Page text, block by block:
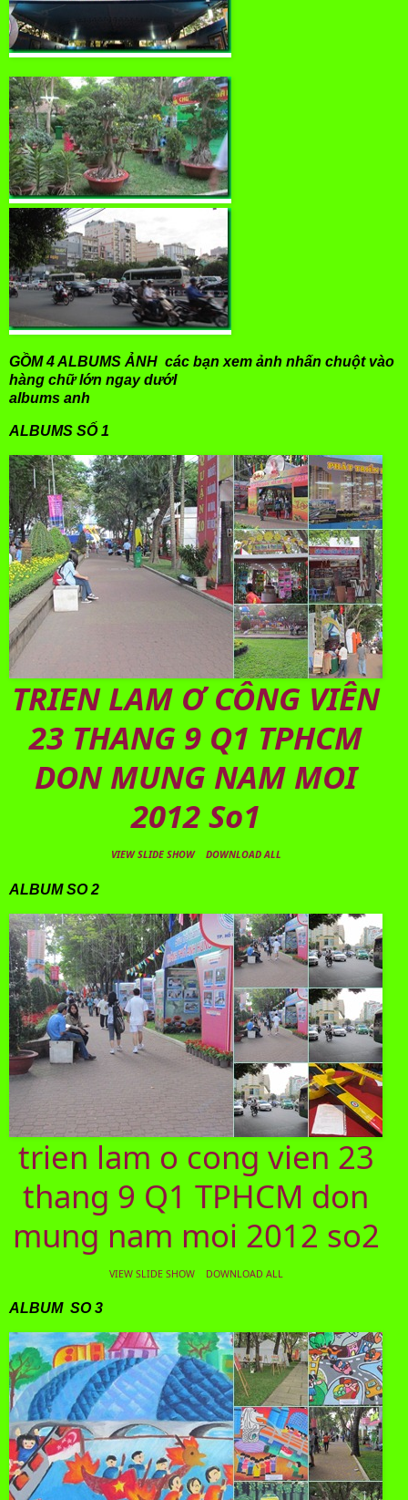
GỒM 4 ALBUMS ẢNH các bạn xem ảnh nhấn chuột vào
hàng chữ lớn ngay dướI
albums anh
ALBUMS SỐ 1
TRIEN LAM Ơ CÔNG VIÊN
23 THANG 9 Q1 TPHCM
DON MUNG NAM MOI
2012 So1
VIEW SLIDE SHOW DOWNLOAD ALL
ALBUM SO 2
trien lam o cong vien 23
thang 9 Q1 TPHCM don
mung nam moi 2012 so2
VIEW SLIDE SHOW DOWNLOAD ALL
ALBUM SO 3